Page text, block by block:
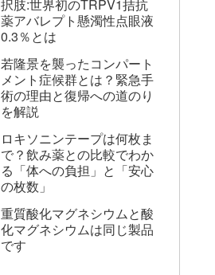
択肢:世界初のTRPV1拮抗
薬アバレプト懸濁性点眼液
0.3％とは
若隆景を襲ったコンパート
メント症候群とは？緊急手
術の理由と復帰への道のり
を解説
ロキソニンテープは何枚ま
で？飲み薬との比較でわか
る「体への負担」と「安心
の枚数」
重質酸化マグネシウムと酸
化マグネシウムは同じ製品
です